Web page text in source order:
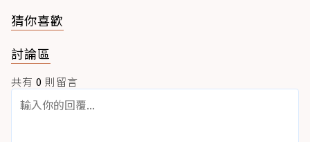
猜你喜歡
討論區
共有 0 則留言